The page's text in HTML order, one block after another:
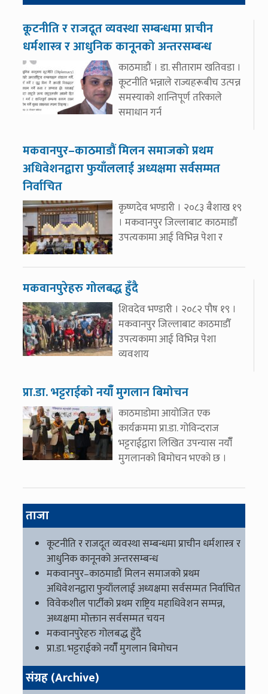
कूटनीति र राजदूत व्यवस्था सम्बन्धमा प्राचीन
धर्मशास्त्र र आधुनिक कानूनको अन्तरसम्बन्ध
काठमाडौं । डा. सीताराम खतिवडा ।
कूटनीति भन्नाले राज्यहरूबीच उत्पन्न
समस्याको शान्तिपूर्ण तरिकाले
समाधान गर्न
मकवानपुर–काठमाडौं मिलन समाजको प्रथम
अधिवेशनद्वारा फुयाँललाई अध्यक्षमा सर्वसम्मत
निर्वाचित
कृष्णदेव भण्डारी । २०८३ बैशाख १९
। मकवानपुर जिल्लाबाट काठमाडौँ
उपत्यकामा आई विभिन्न पेशा र
मकवानपुरेहरु गोलबद्ध हुँदै
शिवदेव भण्डारी । २०८२ पौष १९ ।
मकवानपुर जिल्लाबाट काठमाडौँ
उपत्यकामा आई विभिन्न पेशा
व्यवशाय
प्रा.डा. भट्टराईको नयाँँ मुगलान बिमोचन
काठमाडोमा आयोजित एक
कार्यक्रममा प्रा.डा. गोविन्दराज
भट्टराईद्वारा लिखित उपन्यास नयाँँ
मुगलानको बिमोचन भएको छ ।
ताजा
कूटनीति र राजदूत व्यवस्था सम्बन्धमा प्राचीन धर्मशास्त्र र
आधुनिक कानूनको अन्तरसम्बन्ध
मकवानपुर–काठमाडौं मिलन समाजको प्रथम
अधिवेशनद्वारा फुयाँललाई अध्यक्षमा सर्वसम्मत निर्वाचित
विवेकशील पार्टीको प्रथम राष्ट्रिय महाधिवेशन सम्पन्न,
अध्यक्षमा मोक्तान सर्वसम्मत चयन
मकवानपुरेहरु गोलबद्ध हुँदै
प्रा.डा. भट्टराईको नयाँँ मुगलान बिमोचन
संग्रह (Archive)